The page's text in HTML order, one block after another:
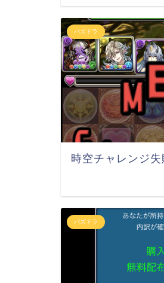
パズドラ
時空チャレンジ失
パズドラ